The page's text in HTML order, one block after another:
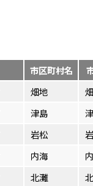
市区町村名
畑地
津島
岩松
内海
北灘